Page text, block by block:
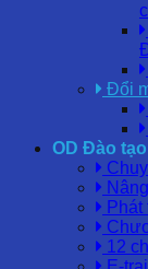
Đổi
OD Đào tạo
12